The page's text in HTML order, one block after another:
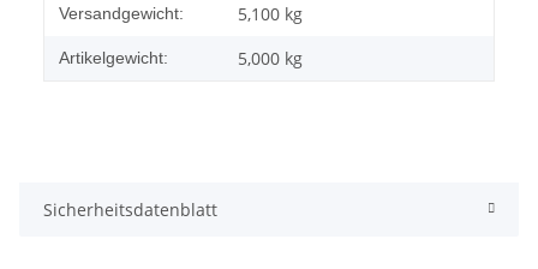
Versandgewicht: 5,100 kg
Artikelgewicht: 5,000 kg
Sicherheitsdatenblatt